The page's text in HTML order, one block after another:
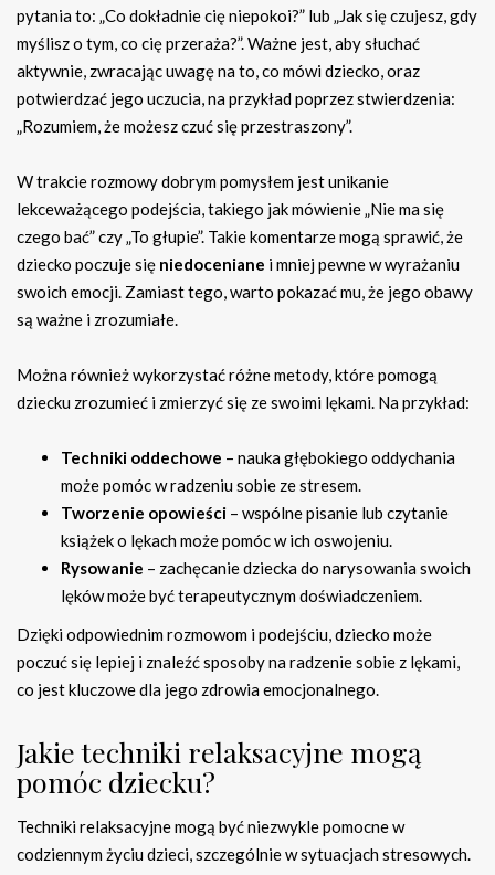
pytania to: „Co dokładnie cię niepokoi?” lub „Jak się czujesz, gdy
myślisz o tym, co cię przeraża?”. Ważne jest, aby słuchać
aktywnie, zwracając uwagę na to, co mówi dziecko, oraz
potwierdzać jego uczucia, na przykład poprzez stwierdzenia:
„Rozumiem, że możesz czuć się przestraszony”.
W trakcie rozmowy dobrym pomysłem jest unikanie
lekceważącego podejścia, takiego jak mówienie „Nie ma się
czego bać” czy „To głupie”. Takie komentarze mogą sprawić, że
dziecko poczuje się niedoceniane i mniej pewne w wyrażaniu
swoich emocji. Zamiast tego, warto pokazać mu, że jego obawy
są ważne i zrozumiałe.
Można również wykorzystać różne metody, które pomogą
dziecku zrozumieć i zmierzyć się ze swoimi lękami. Na przykład:
Techniki oddechowe – nauka głębokiego oddychania
może pomóc w radzeniu sobie ze stresem.
Tworzenie opowieści – wspólne pisanie lub czytanie
książek o lękach może pomóc w ich oswojeniu.
Rysowanie – zachęcanie dziecka do narysowania swoich
lęków może być terapeutycznym doświadczeniem.
Dzięki odpowiednim rozmowom i podejściu, dziecko może
poczuć się lepiej i znaleźć sposoby na radzenie sobie z lękami,
co jest kluczowe dla jego zdrowia emocjonalnego.
Jakie techniki relaksacyjne mogą
pomóc dziecku?
Techniki relaksacyjne mogą być niezwykle pomocne w
codziennym życiu dzieci, szczególnie w sytuacjach stresowych.